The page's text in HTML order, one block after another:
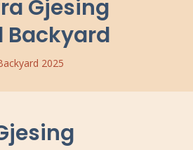
Gjesing
Backyard
2025